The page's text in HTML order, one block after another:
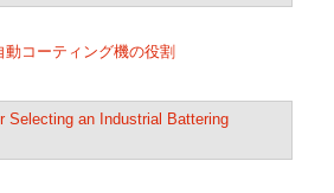
コーティング機の役割